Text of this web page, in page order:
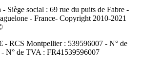
- Siège social : 69 rue du puits de Fabre -
- France- Copyright 2010-2021
- RCS Montpellier : 539596007 - N° de
N° de TVA : FR41539596007